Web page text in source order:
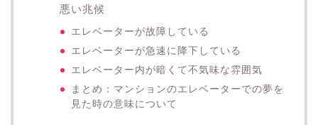
悪い兆候
エレベーターが故障している
エレベーターが急速に降下している
エレベーター内が暗くて不気味な雰囲気
まとめ：マンションのエレベーターでの夢を
見た時の意味について